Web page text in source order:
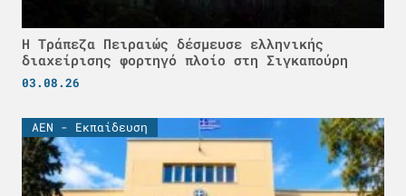
Η Τράπεζα Πειραιώς δέσμευσε ελληνικής
διαχείρισης φορτηγό πλοίο στη Σιγκαπούρη
03.08.26
ΑΕΝ - Εκπαίδευση